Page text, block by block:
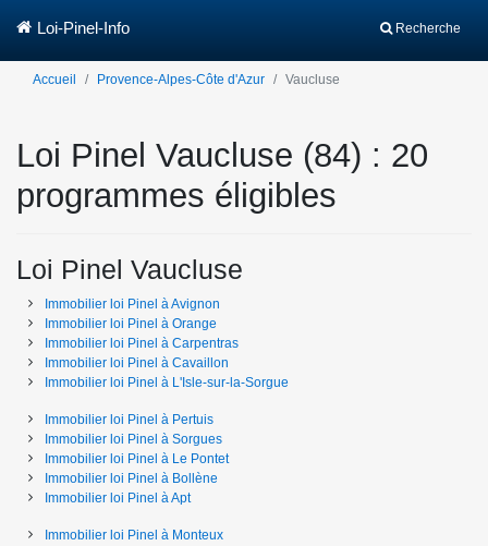
Recherche
Loi-Pinel-Info
Accueil Provence-Alpes-Côte d'Azur Vaucluse
Loi Pinel Vaucluse (84) : 20
programmes éligibles
Loi Pinel Vaucluse
Immobilier loi Pinel àAvignon
Immobilier loi Pinel à Orange
Immobilier loi Pinel à Carpentras
Immobilier loi Pinel à Cavaillon
Immobilier loi Pinel à L'Isle-sur-la-Sorgue
Immobilier loi Pinel à Pertuis
Immobilier loi Pinel à Sorgues
Immobilier loi Pinel à Le Pontet
Immobilier loi Pinel à Bollène
Immobilier loi Pinel àApt
Immobilier loi Pinel à Monteux